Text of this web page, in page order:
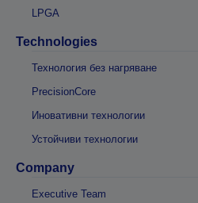
LPGA
Technologies
Технология без нагряване
PrecisionCore
Иновативни технологии
Устойчиви технологии
Company
Executive Team